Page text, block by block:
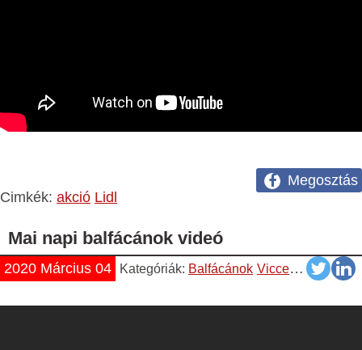
Megosztás
Cimkék: akció Lidl
Mai napi balfácánok videó
2020 Március 04 Kategóriák: Balfácánok Vicces Videók